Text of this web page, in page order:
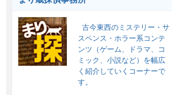
古今東西のミステリー・サ
スペンス・ホラー系コンテ
ンツ（ゲーム、ドラマ、コ
ミック、小説など）を幅広
く紹介していくコーナーで
す。